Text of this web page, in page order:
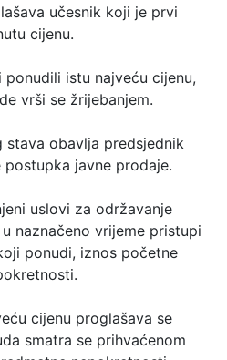
učesnik koji je prvi
cijenu.
ponudili istu najveću cijenu,
vrši se žrijebanjem.
obavlja predsjednik
javne prodaje.
uslovi za održavanje
naznačeno vrijeme pristupi
ponudi, iznos početne
cijenu proglašava se
smatra se prihvaćenom